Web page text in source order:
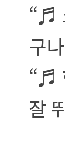
“♬
구
“♬
잘